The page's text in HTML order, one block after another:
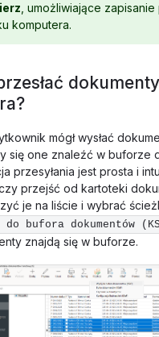
, umożliwiające zapisanie
komputera.
mógł wysłać
się one znaleźć w buforze
przesyłania jest prosta i
przejść od kartoteki
je na liście i wybrać
bufora dokumentów
znajdą się w buforze.